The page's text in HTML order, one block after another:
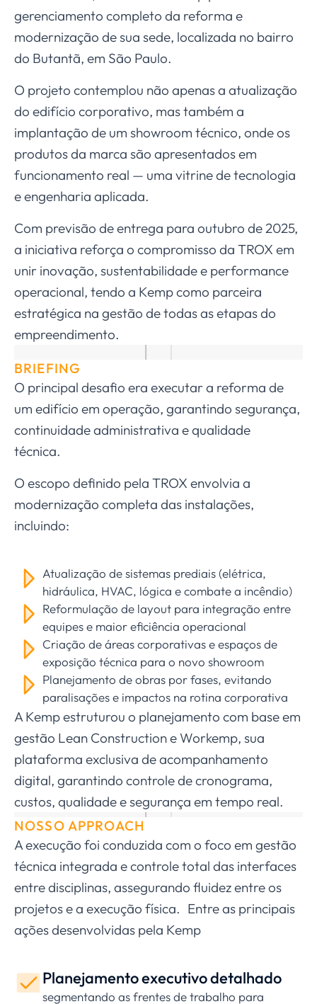
gerenciamento completo da reforma e
modernização de sua sede, localizada no bairro
do Butantã, em São Paulo.
O projeto contemplou não apenas a atualização
do edifício corporativo, mas também a
implantação de um showroom técnico, onde os
produtos da marca são apresentados em
funcionamento real — uma vitrine de tecnologia
e engenharia aplicada.
Com previsão de entrega para outubro de 2025,
a iniciativa reforça o compromisso da TROX em
unir inovação, sustentabilidade e performance
operacional, tendo a Kemp como parceira
estratégica na gestão de todas as etapas do
empreendimento.
BRIEFING
O principal desafio era executar a reforma de
um edifício em operação, garantindo segurança,
continuidade administrativa e qualidade
técnica.
O escopo definido pela TROX envolvia a
modernização completa das instalações,
incluindo:
Atualização de sistemas prediais (elétrica,
hidráulica, HVAC, lógica e combate a incêndio)
Reformulação de layout para integração entre
equipes e maior eficiência operacional
Criação de áreas corporativas e espaços de
exposição técnica para o novo showroom
Planejamento de obras por fases, evitando
paralisações e impactos na rotina corporativa
A Kemp estruturou o planejamento com base em
gestão Lean Construction e Workemp, sua
plataforma exclusiva de acompanhamento
digital, garantindo controle de cronograma,
custos, qualidade e segurança em tempo real.
NOSSO APPROACH
A execução foi conduzida com o foco em gestão
técnica integrada e controle total das interfaces
entre disciplinas, assegurando fluidez entre os
projetos e a execução física. Entre as principais
ações desenvolvidas pela Kemp
Planejamento executivo detalhado
segmentando as frentes de trabalho para